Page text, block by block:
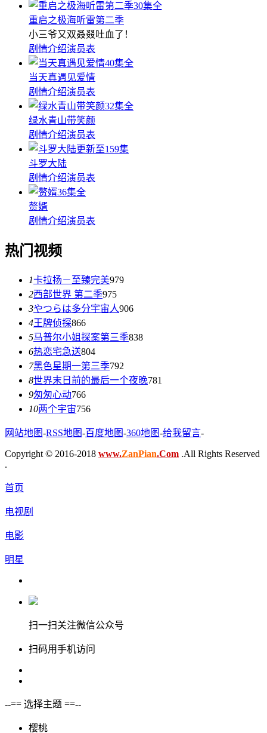
30集全
重启之极海听雷第二季
小三爷又双叒叕吐血了！
剧情介绍演员表
40集全
当天真遇见爱情
剧情介绍演员表
32集全
绿水青山带笑颜
剧情介绍演员表
更新至159集
斗罗大陆
剧情介绍演员表
36集全
赘婿
剧情介绍演员表
热门视频
1卡拉扬－至臻完美979
2西部世界 第二季975
3やつらは多分宇宙人906
4王牌侦探866
5马普尔小姐探案第三季838
6热恋宅急送804
7黑色星期一第三季792
8世界末日前的最后一个夜晚781
9匆匆心动766
10两个宇宙756
网站地图-RSS地图-百度地图-360地图-给我留言-
Copyright © 2016-2018 www.ZanPian.Com .All Rights Reserved
.
首页
电视剧
电影
明星
扫一扫关注微信公众号
扫码用手机访问
--== 选择主题 ==--
樱桃